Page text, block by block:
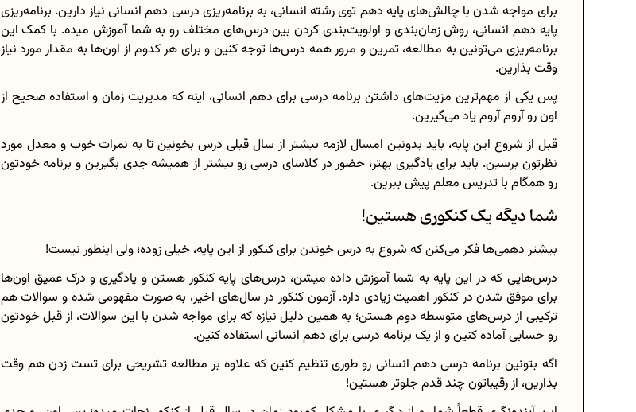
برای مواجه شدن با چالش‌های پایه دهم توی رشته انسانی، به برنامه‌ریزی درسی دهم انسانی نیاز دارین. برنامه‌ریزی
پایه دهم انسانی، روش زمان‌بندی و اولویت‌بندی کردن بین درس‌های مختلف رو به شما آموزش میده. با کمک این
برنامه‌ریزی می‌تونین به مطالعه، تمرین و مرور همه درس‌ها توجه کنین و برای هر کدوم از اون‌ها به مقدار مورد نیاز
وقت بذارین.
پس یکی از مهم‌ترین مزیت‌های داشتن برنامه درسی برای دهم انسانی، اینه که مدیریت زمان و استفاده صحیح از
اون رو آروم آروم یاد می‌گیرین.
قبل از شروع این پایه، باید بدونین امسال لازمه بیشتر از سال قبلی درس بخونین تا به نمرات خوب و معدل مورد
نظرتون برسین. باید برای یادگیری بهتر، حضور در کلاسای درسی رو بیشتر از همیشه جدی بگیرین و برنامه خودتون
رو همگام با تدریس معلم پیش ببرین.
شما دیگه یک کنکوری هستین!
بیشتر دهمی‌ها فکر می‌کنن که شروع به درس خوندن برای کنکور از این پایه، خیلی زوده؛ ولی اینطور نیست!
درس‌هایی که در این پایه به شما آموزش داده میشن، درس‌های پایه کنکور هستن و یادگیری و درک عمیق اون‌ها
برای موفق شدن در کنکور اهمیت زیادی داره. آزمون کنکور در سال‌های اخیر، به صورت مفهومی شده و سوالات هم
ترکیبی از درس‌های متوسطه دوم هستن؛ به همین دلیل نیازه که برای مواجه شدن با این سوالات، از قبل خودتون
رو حسابی آماده کنین و از یک برنامه درسی برای دهم انسانی استفاده کنین.
اگه بتونین برنامه درسی دهم انسانی رو طوری تنظیم کنین که علاوه بر مطالعه تشریحی برای تست زدن هم وقت
بذارین، از رقیباتون چند قدم جلوتر هستین!